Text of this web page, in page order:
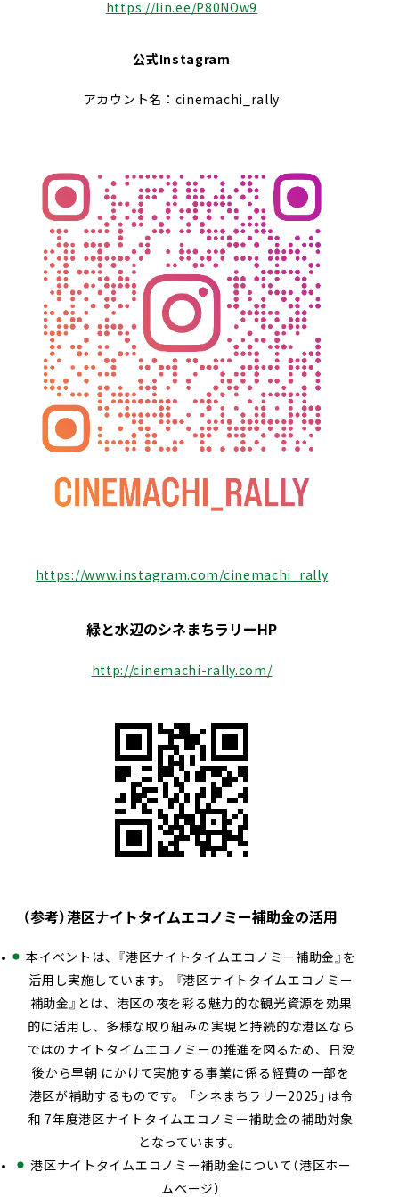
https://lin.ee/P80NOw9
公式Instagram
アカウント名：cinemachi_rally
https://www.instagram.com/cinemachi_rally
緑と水辺のシネまちラリーHP
http://cinemachi-rally.com/
（参考）港区ナイトタイムエコノミー補助金の活用
本イベントは、『港区ナイトタイムエコノミー補助金』を
活用し実施しています。 『港区ナイトタイムエコノミー
補助金』とは、港区の夜を彩る魅力的な観光資源を効果
的に活用し、多様な取り組みの実現と持続的な港区なら
ではのナイトタイムエコノミーの推進を図るため、日没
後から早朝 にかけて実施する事業に係る経費の一部を
港区が補助するものです。 「シネまちラリー2025」は令
和 7年度港区ナイトタイムエコノミー補助金の補助対象
となっています。
港区ナイトタイムエコノミー補助金について（港区ホー
ムページ）